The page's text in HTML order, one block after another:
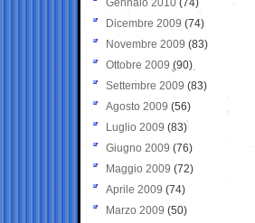
Gennaio 2010 (74)
Dicembre 2009 (74)
Novembre 2009 (83)
Ottobre 2009 (90)
Settembre 2009 (83)
Agosto 2009 (56)
Luglio 2009 (83)
Giugno 2009 (76)
Maggio 2009 (72)
Aprile 2009 (74)
Marzo 2009 (50)